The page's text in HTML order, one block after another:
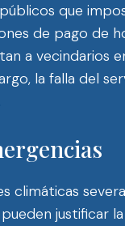
que
de pago de
a vecindarios
la falla del
climáticas
justificar